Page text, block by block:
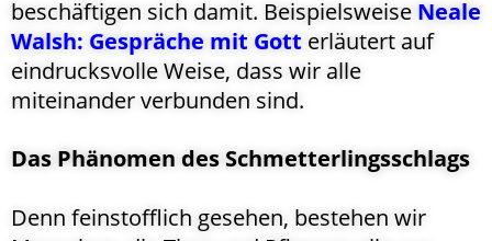
beschäftigen sich damit. Beispielsweise Neale
Walsh: Gespräche mit Gott erläutert auf
eindrucksvolle Weise, dass wir alle
miteinander verbunden sind.
Das Phänomen des Schmetterlingsschlags
Denn feinstofflich gesehen, bestehen wir